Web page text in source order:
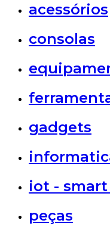
acessórios
consolas
gadgets
iot -
peças